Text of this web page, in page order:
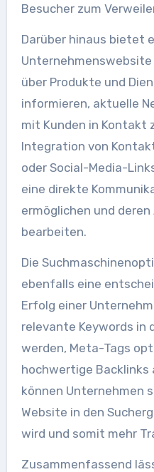
Besucher zum
Darüber hinaus bietet
über Produkte und
informieren, aktuelle
mit Kunden in Kontakt
Integration von
oder Social-Media-
eine direkte
ermöglichen und
bearbeiten.
Die
ebenfalls eine
Erfolg einer
relevante Keywords in
werden, Meta-Tags
hochwertige
können Unternehmen
Website in den
wird und somit mehr
Zusammenfassend